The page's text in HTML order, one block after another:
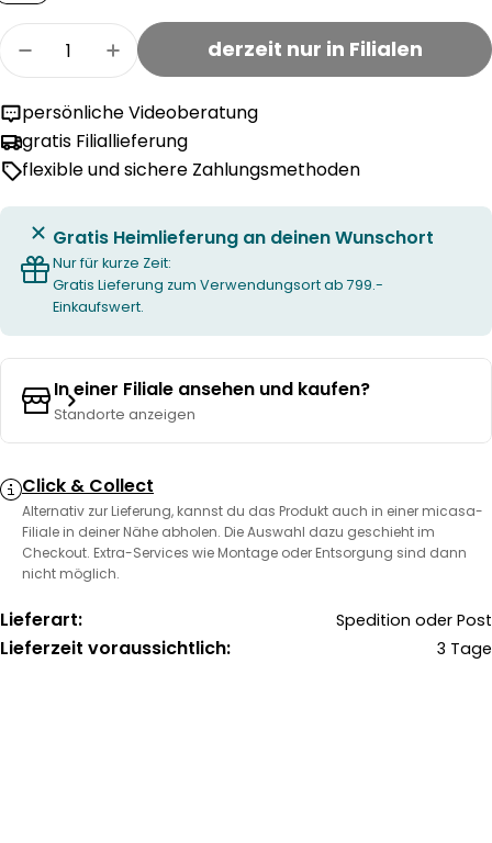
Menge
Menge für SOLA SUZETTE Reislöffel verringern
Menge für SOLA SUZETTE Reislöffel
derzeit nur in Filialen
persönliche Videoberatung
gratis Filiallieferung
flexible und sichere Zahlungsmethoden
Gratis Heimlieferung an deinen Wunschort
Nur für kurze Zeit:
Gratis Lieferung zum Verwendungsort ab 799.-
Einkaufswert.
In einer Filiale ansehen und kaufen?
Standorte anzeigen
Click & Collect
Alternativ zur Lieferung, kannst du das Produkt auch in einer micasa-
Filiale in deiner Nähe abholen. Die Auswahl dazu geschieht im
Checkout. Extra-Services wie Montage oder Entsorgung sind dann
nicht möglich.
Lieferart: Spedition oder Post
Lieferzeit voraussichtlich: 3 Tage